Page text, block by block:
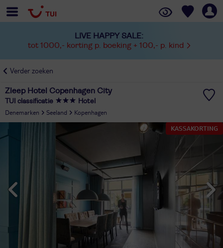
LIVE HAPPY SALE:
tot 1000,- korting p. boeking + 100,- p. kind
Verder zoeken
Zleep Hotel Copenhagen City
TUI classificatie Hotel
Denemarken Seeland
Kopenhagen
KASSAKORTING